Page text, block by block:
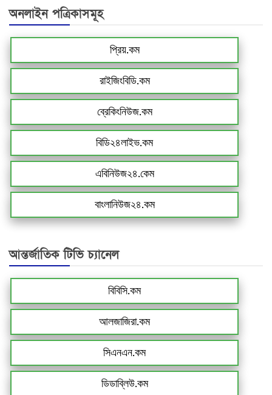
অনলাইন পত্রিকাসমূহ
প্রিয়.কম
রাইজিংবিডি.কম
ব্রেকিংনিউজ.কম
বিডি২৪লাইভ.কম
এবিনিউজ২৪.কেম
বাংলানিউজ২৪.কম
আন্তর্জাতিক টিভি চ্যানেল
বিবিসি.কম
আলজাজিরা.কম
সিএনএন.কম
ডিডাব্লিউ.কম